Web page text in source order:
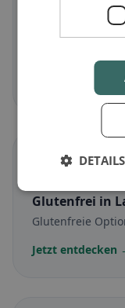
Vegetarischin
Jetzt entdecken
🌾
Glutenfrei in
Glutenfreie
Jetzt entdecken